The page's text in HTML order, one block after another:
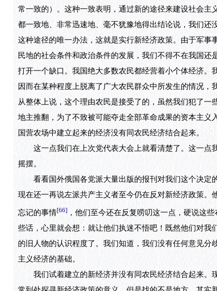
常一致的）。这种一致表明，通过新的途径来建设社会
都一致地、非常迅速地、毫不犹豫地得出结论说，我们
这种途径的唯一办法，这就是实行新经济政策。由于军
民地的社会条件和政治条件的发展，我们不得不在我国
打开一个缺口。我国绝大多数农民都经营着小个体经济
因而在某种程度上脱离了广大农民群众中所发生的情况
从整体上说，这个理由农民是接受了的，虽然我们犯了
地主推翻，为了不致被可能夺走全部革命成果的资本主
国营农场中建立起来的经济没有同农民经济结合起来。
这一点我们在上次党代表大会上就看清楚了。这一点
摇摆。
看看国外俄国各党派大量出版的报刊对我们这个决定
现在还一再说左派共产主义者至今仍在反对新经济政策。
忘记的事情[66]，他们至今还在反复唠叨这一点，硬说这
些话，心里就会想：就让他们执迷不悟吧！既然他们对
的旧人物的认识程度了。我们知道，我们没有任何意见
主义经济的基础。
我们试着建立的新经济并没有同农民经济结合起来。